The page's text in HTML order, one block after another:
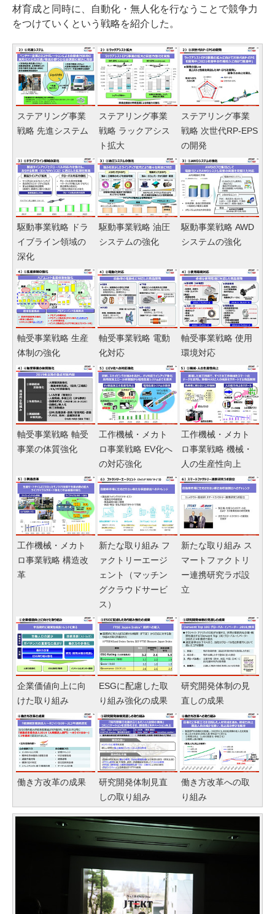
材育成と同時に、自動化・無人化を行なうことで競争力
をつけていくという戦略を紹介した。
ステアリング事業
戦略 先進システム
ステアリング事業
戦略 ラックアシス
ト拡大
ステアリング事業
戦略 次世代RP-EPS
の開発
駆動事業戦略 ドラ
イブライン領域の
深化
駆動事業戦略 油圧
システムの強化
駆動事業戦略 AWD
システムの強化
軸受事業戦略 生産
体制の強化
軸受事業戦略 電動
化対応
軸受事業戦略 使用
環境対応
軸受事業戦略 軸受
事業の体質強化
工作機械・メカト
ロ事業戦略 EV化へ
の対応強化
工作機械・メカト
ロ事業戦略 機械・
人の生産性向上
工作機械・メカト
ロ事業戦略 構造改
革
新たな取り組み フ
ァクトリーエージ
ェント（マッチン
グクラウドサービ
ス）
新たな取り組み ス
マートファクトリ
ー連携研究ラボ設
立
企業価値向上に向
けた取り組み
ESGに配慮した取
り組み強化の成果
研究開発体制の見
直しの成果
働き方改革の成果
研究開発体制見直
しの取り組み
働き方改革への取
り組み